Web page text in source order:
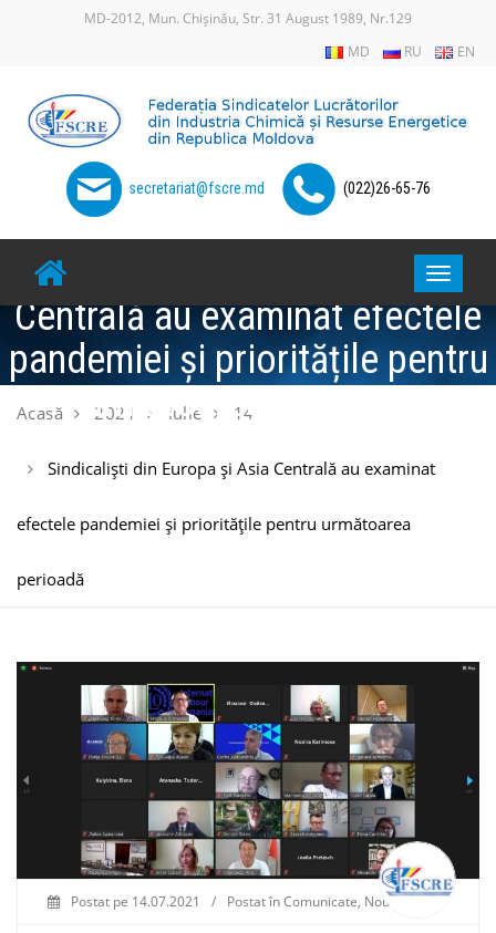
MD-2012, Mun. Chișinău, Str. 31 August 1989, Nr.129
MD
RU EN
secretariat@fscre.md (022)26-65-76
Toggle
Sindicaliști din Europa și Asia
Centrală au examinat efectele
pandemiei și prioritățile pentru
următoarea perioadă
Acasă 2021 iulie 14
Sindicaliști din Europa și Asia Centrală au examinat
efectele pandemiei și prioritățile pentru următoarea
perioadă
Postat pe 14.07.2021 / Postat înComunicate, Noutăți